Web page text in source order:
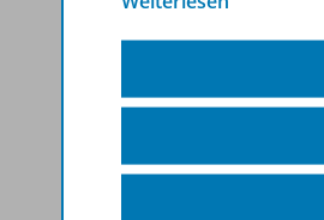
Weitere Inhalte